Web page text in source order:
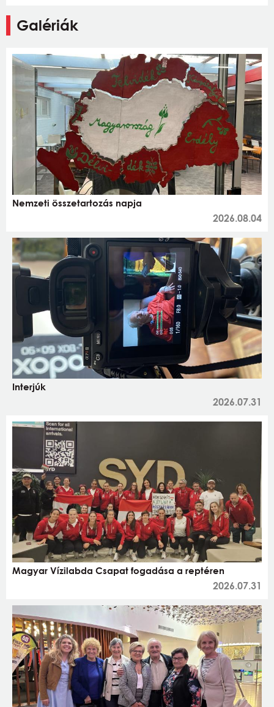
Galériák
Nemzeti összetartozás napja
2026.08.04
Interjúk
2026.07.31
Magyar Vízilabda Csapat fogadása a reptéren
2026.07.31